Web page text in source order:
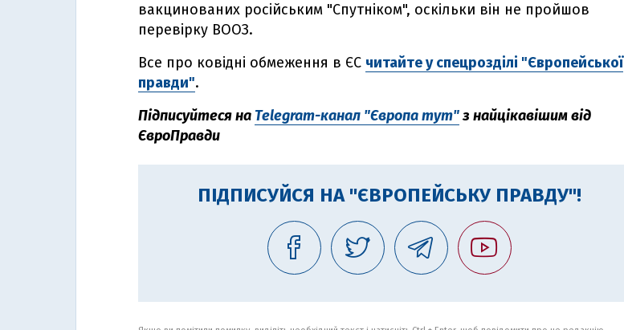
вакцинованих російським "Спутніком", оскільки він не пройшов
перевірку ВООЗ.
Все про ковідні обмеження в ЄС читайте у спецрозділі "Європейської
правди".
Підписуйтеся на Telegram-канал "Європа тут"з найцікавішим від
ЄвроПравди
ПІДПИСУЙСЯ НА "ЄВРОПЕЙСЬКУ ПРАВДУ"!